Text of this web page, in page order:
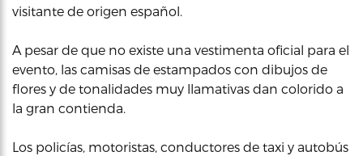
visitante de origen español.
A pesar de que no existe una vestimenta oficial para el
evento, las camisas de estampados con dibujos de
flores y de tonalidades muy llamativas dan colorido a
la gran contienda.
Los policías, motoristas, conductores de taxi y autobús